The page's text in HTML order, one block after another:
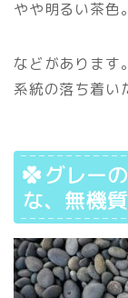
やや明るい茶色
などがあります。
系統の落ち着い
グレー
な、無機質